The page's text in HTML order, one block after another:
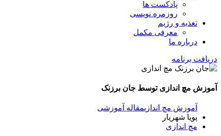
پادکست ها
روزمره نویسی
تغذیه و رژیم
معرفی مکمل
درباره ما
دریافت برنامه
آموزش مچ اندازی توسط جان برزنک
آموزش مچ اندازیمقاله آموزشی
پویا شهریار
مچ اندازی